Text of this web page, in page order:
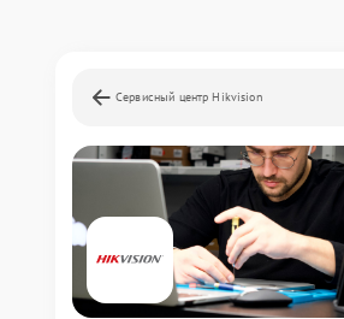
Сервисный центр Hikvision